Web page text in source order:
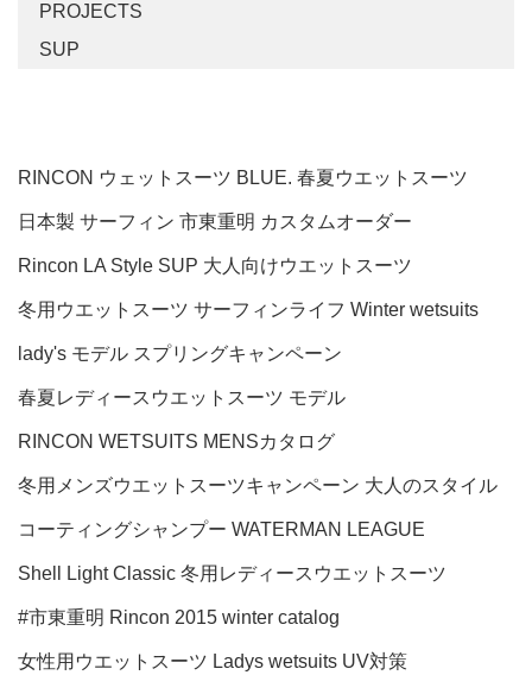
PROJECTS
SUP
RINCON ウェットスーツ BLUE. 春夏ウエットスーツ
日本製 サーフィン 市東重明 カスタムオーダー
Rincon LA Style SUP 大人向けウエットスーツ
冬用ウエットスーツ サーフィンライフ Winter wetsuits
lady's モデル スプリングキャンペーン
春夏レディースウエットスーツ モデル
RINCON WETSUITS MENSカタログ
冬用メンズウエットスーツキャンペーン 大人のスタイル
コーティングシャンプー WATERMAN LEAGUE
Shell Light Classic 冬用レディースウエットスーツ
#市東重明 Rincon 2015 winter catalog
女性用ウエットスーツ Ladys wetsuits UV対策